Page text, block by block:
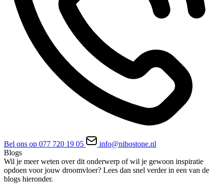
Bel ons op 077 720 19 05
info@nibostone.nl
Blogs
Wil je meer weten over dit onderwerp of wil je gewoon inspiratie
opdoen voor jouw droomvloer? Lees dan snel verder in een van de
blogs hieronder.